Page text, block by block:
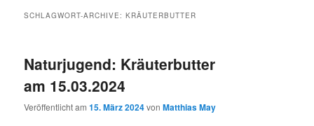
SCHLAGWORT-ARCHIVE:KRÄUTERBUTTER
Naturjugend: Kräuterbutter
am 15.03.2024
Veröffentlicht am15. März 2024vonMatthias May